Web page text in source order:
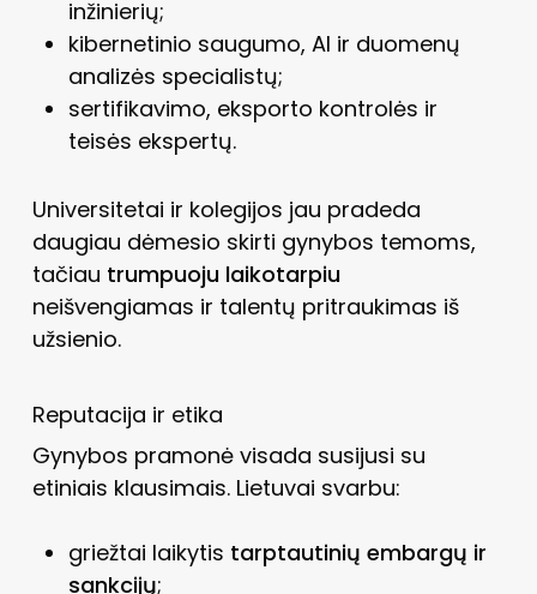
inžinierių;
kibernetinio saugumo, AI ir duomenų
analizės specialistų;
sertifikavimo, eksporto kontrolės ir
teisės ekspertų.
Universitetai ir kolegijos jau pradeda
daugiau dėmesio skirti gynybos temoms,
tačiau trumpuoju laikotarpiu
neišvengiamas ir talentų pritraukimas iš
užsienio.
Reputacija ir etika
Gynybos pramonė visada susijusi su
etiniais klausimais. Lietuvai svarbu:
griežtai laikytis tarptautinių embargų ir
sankcijų;